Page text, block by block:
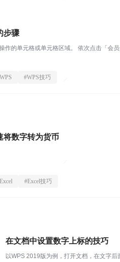
步骤
作的单元格或单元格区域。 依次点击「会
WPS #WPS技巧
将数字转为货币
Excel #Excel技巧
在文档中设置数字上标的技巧
以WPS 2019版为例，打开文档，在文字后